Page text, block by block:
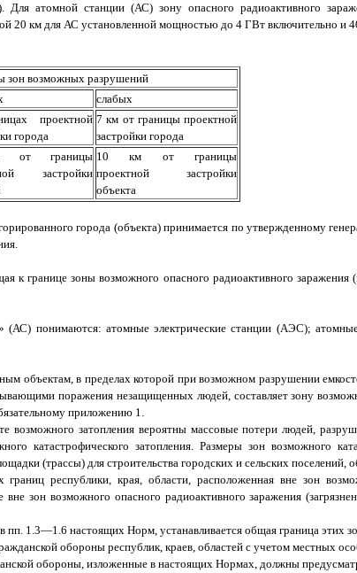
Для атомной станции (АС) зону опасного радиоактивного
20 км для АС установленной мощностью до 4 ГВт включительно и
зон возможных разрушений
слабых
проектной
города
7 км от границы проектной
застройки города
границы
застройки
10 км от границы
проектной застройки
объекта
города (объекта) принимается по утвержденному
границе зоны возможного опасного радиоактивного заражения
понимаются: атомные электрические станции (АЭС);
объектам, в пределах которой при возможном разрушении
поражения незащищенных людей, составляет зону
приложению 1.
возможного затопления вероятны массовые потери людей,
катастрофического затопления. Размеры зон возможного
(трассы) для строительства городских и сельских поселений,
республики, края, области, расположенная вне зон
вне зон возможного опасного радиоактивного заражения
пп. 1.3—1.6 настоящих Норм, устанавливается общая граница этих
обороны республик, краев, областей с учетом местных
обороны, изложенные в настоящих Нормах, должны